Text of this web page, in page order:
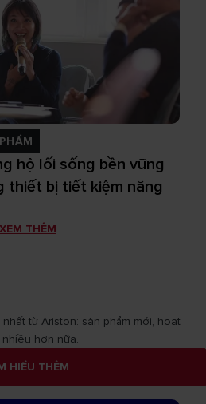
hộ lối sống bền vững
thiết bị tiết kiệm năng
XEM THÊM
từ Ariston: sản phẩm mới, hoạt
hơn nữa.
HIỂU THÊM